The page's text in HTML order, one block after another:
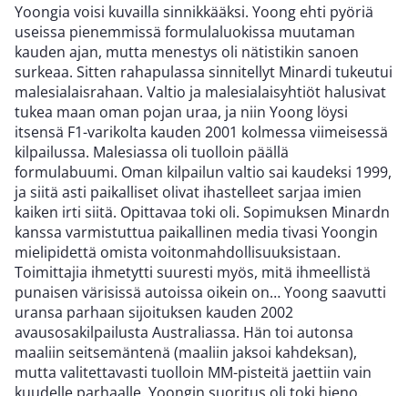
Yoongia voisi kuvailla sinnikkääksi. Yoong ehti pyöriä
useissa pienemmissä formulaluokissa muutaman
kauden ajan, mutta menestys oli nätistikin sanoen
surkeaa. Sitten rahapulassa sinnitellyt Minardi tukeutui
malesialaisrahaan. Valtio ja malesialaisyhtiöt halusivat
tukea maan oman pojan uraa, ja niin Yoong löysi
itsensä F1-varikolta kauden 2001 kolmessa viimeisessä
kilpailussa. Malesiassa oli tuolloin päällä
formulabuumi. Oman kilpailun valtio sai kaudeksi 1999,
ja siitä asti paikalliset olivat ihastelleet sarjaa imien
kaiken irti siitä. Opittavaa toki oli. Sopimuksen Minardn
kanssa varmistuttua paikallinen media tivasi Yoongin
mielipidettä omista voitonmahdollisuuksistaan.
Toimittajia ihmetytti suuresti myös, mitä ihmeellistä
punaisen värisissä autoissa oikein on… Yoong saavutti
uransa parhaan sijoituksen kauden 2002
avausosakilpailusta Australiassa. Hän toi autonsa
maaliin seitsemäntenä (maaliin jaksoi kahdeksan),
mutta valitettavasti tuolloin MM-pisteitä jaettiin vain